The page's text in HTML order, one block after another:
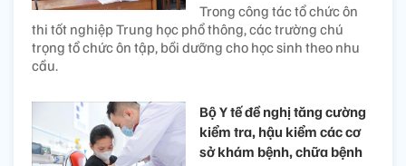
Trong công tác tổ chức ôn
thi tốt nghiệp Trung học phổ thông, các trường chú
trọng tổ chức ôn tập, bồi dưỡng cho học sinh theo nhu
cầu.
Bộ Y tế đề nghị tăng cường
kiểm tra, hậu kiểm các cơ
sở khám bệnh, chữa bệnh